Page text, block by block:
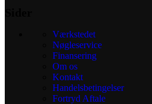
Værkstedet
Nøgleservice
Finansering
Om os
Kontakt
Handelsbetingelser
Fortryd Aftale